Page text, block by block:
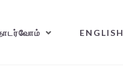
ENGLISH